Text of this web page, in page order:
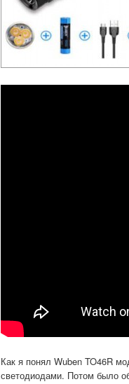
Как я понял Wuben TO46R
светодиодами. Потом было